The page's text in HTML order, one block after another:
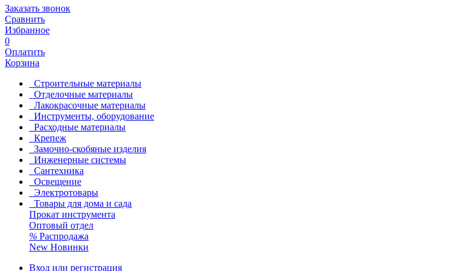
Заказать звонок
Сравнить
Избранное
0
Оплатить
Корзина
Строительные материалы
Отделочные материалы
Лакокрасочные материалы
Инструменты, оборудование
Расходные материалы
Крепеж
Замочно-скобяные изделия
Инженерные системы
Сантехника
Освещение
Электротовары
Товары для дома и сада
Прокат инструмента
Оптовый отдел
% Распродажа
New Новинки
Вход или регистрация